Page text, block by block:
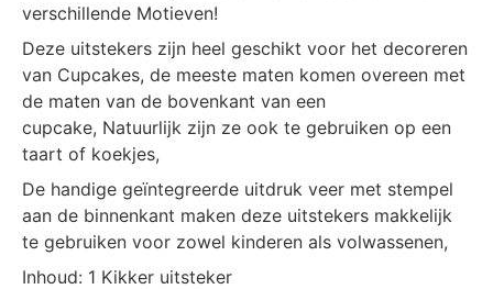
verschillende Motieven!
Deze uitstekers zijn heel geschikt voor het decoreren
van Cupcakes, de meeste maten komen overeen met
de maten van de bovenkant van een
cupcake, Natuurlijk zijn ze ook te gebruiken op een
taart of koekjes,
De handige geïntegreerde uitdruk veer met stempel
aan de binnenkant maken deze uitstekers makkelijk
te gebruiken voor zowel kinderen als volwassenen,
Inhoud: 1 Kikker uitsteker